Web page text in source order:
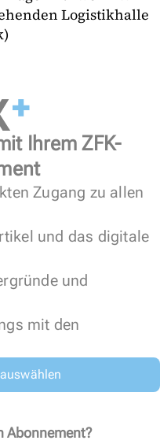
Logistikhalle
Ihrem ZFK-
Zugang zu allen
und das digitale
und
mit den
Abonnement?